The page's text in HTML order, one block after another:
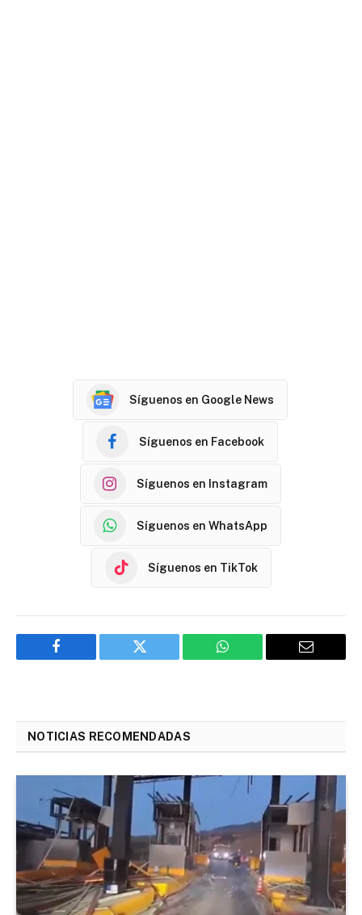
Síguenos en Google News
Síguenos en Facebook
Síguenos en Instagram
Síguenos en WhatsApp
Síguenos en TikTok
Facebook Twitter WhatsApp Email
NOTICIAS RECOMENDADAS